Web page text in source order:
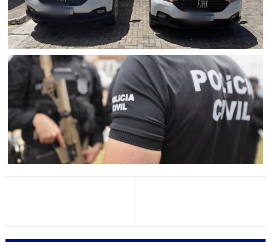
POLICIAL
Polícia Civil apreende picape clonada em Senhor do
Bonfim (BA)